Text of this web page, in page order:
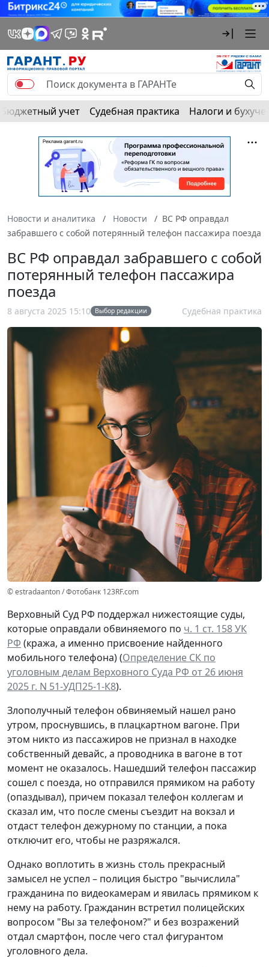
Бюджетный учет Судебная практика Налоги и
Новости и аналитика Новости
ВС РФ оправдал
забравшего с собой потерянный телефон пассажира поезда
ВС РФ оправдал забравшего с собой
потерянный телефон пассажира
поезда
8 августа 2025 15:10 Выбор редакции Судебная практика
© estradaanton / Фотобанк 123RF.com
Верховный Суд РФ поддержал нижестоящие суды,
которые оправдали обвиняемого по ч. 1 ст. 158 УК
РФ (кража, а именно присвоение найденного
мобильного телефона) (Определение СК по
уголовным делам Верховного Суда РФ от 26 июня
2025 г. N 51-УДП25-1-К8).
Злополучный телефон обвиняемый нашел рано
утром, проснувшись, в плацкартном вагоне. При
этом никто из пассажиров не признал в находке
собственный девайс, а проводника в вагоне в тот
момент не оказалось. Нашедший телефон пассажир
сошел с поезда, но отправился прямиком на работу
(опаздывал), причем показал телефон коллегам и
сказал им, что после смены съездит на вокзал и
отдаст телефон дежурному по станции, а пока
отключит его, чтобы не разряжался.
Однако воплотить в жизнь столь прекрасный
замысел не успел – полиция быстро "вычислила"
гражданина по видеокамерам и явилась прямиком к
нему на работу. Гражданин встретил полицейских
вопросом "Вы за телефоном?" и без возражений
отдал смартфон, после чего стал фигурантом
уголовного дела.